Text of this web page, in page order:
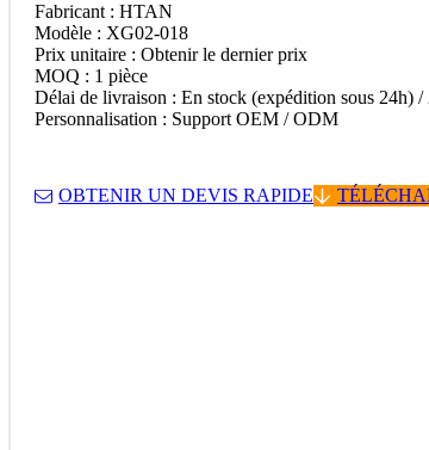
Fabricant : HTAN
Modèle : XG02-018
Prix unitaire : Obtenir le dernier prix
MOQ : 1 pièce
Délai de livraison : En stock (expédition sous 24h)
Personnalisation : Support OEM / ODM
OBTENIR UN DEVIS RAPIDE